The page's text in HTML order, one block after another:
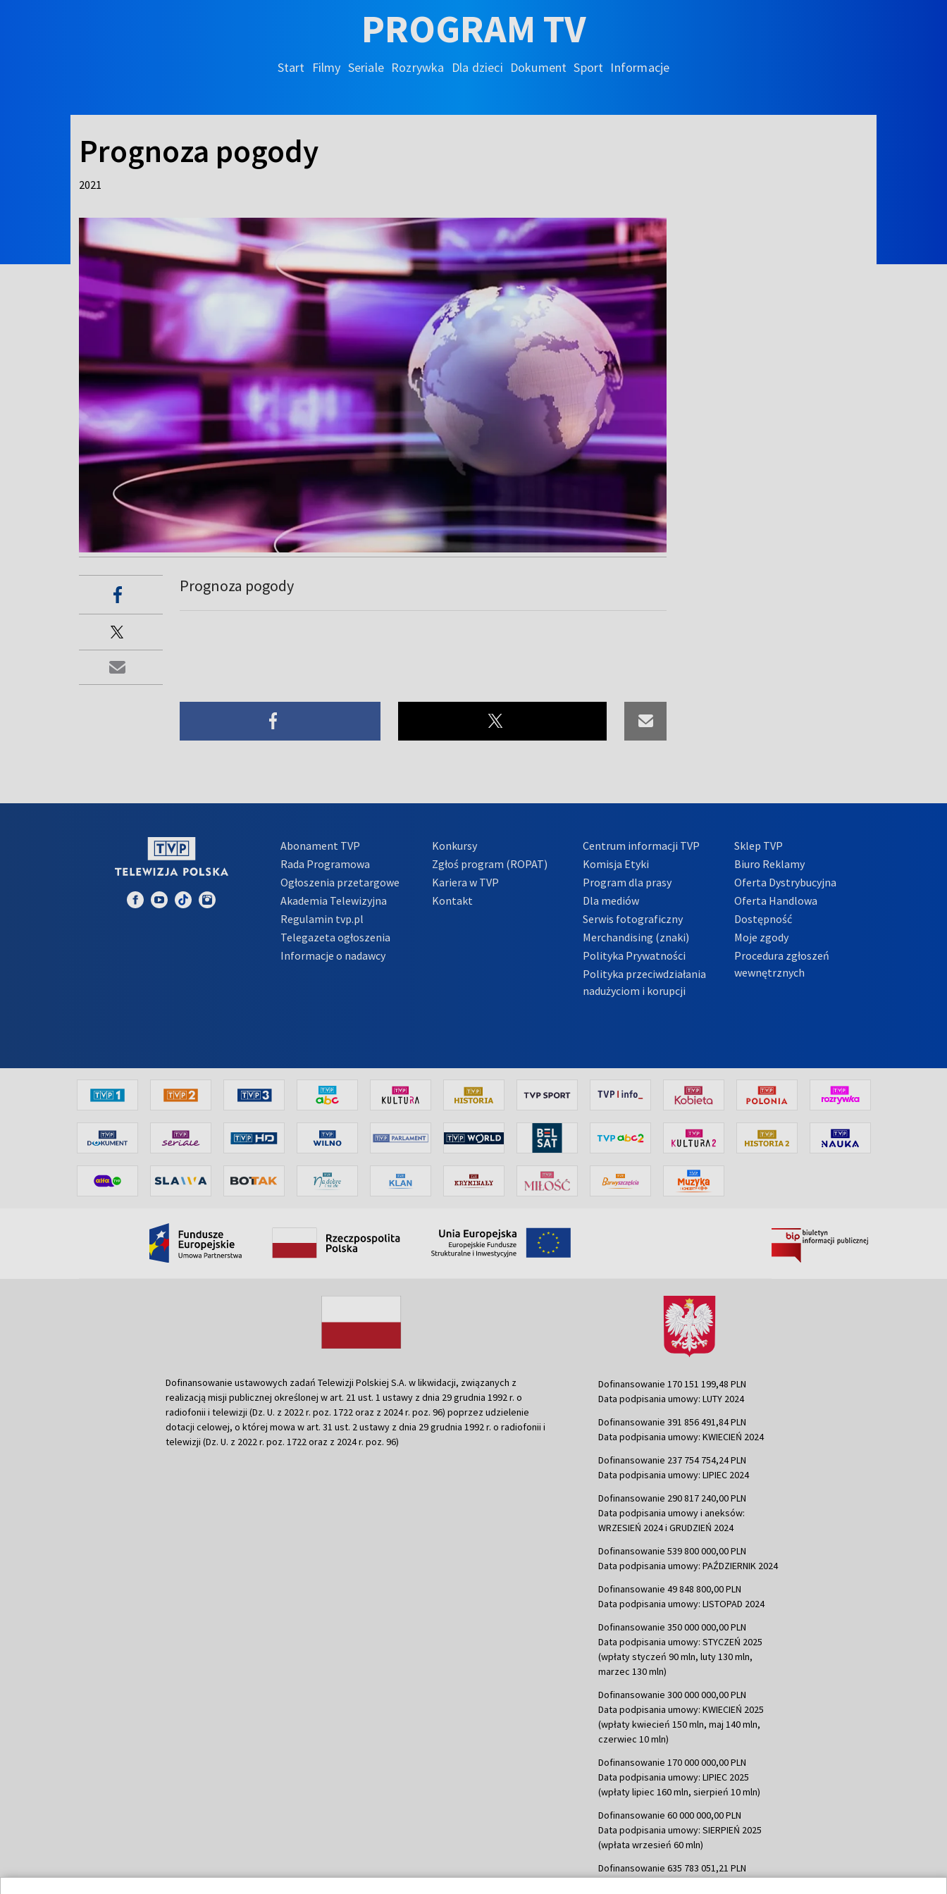
PROGRAM TV
Start Filmy Seriale Rozrywka Dla dzieci Dokument Sport Informacje
Prognoza pogody
2021
Prognoza pogody
Abonament TVP
Rada Programowa
Ogłoszenia przetargowe
Akademia Telewizyjna
Regulamin tvp.pl
Telegazeta ogłoszenia
Informacje o nadawcy
Konkursy
Zgłoś program (ROPAT)
Kariera w TVP
Kontakt
Centrum informacji TVP
Komisja Etyki
Program dla prasy
Dla mediów
Serwis fotograficzny
Merchandising (znaki)
Polityka Prywatności
Polityka przeciwdziałania
nadużyciom i korupcji
Sklep TVP
Biuro Reklamy
Oferta Dystrybucyjna
Oferta Handlowa
Dostępność
Moje zgody
Procedura zgłoszeń
wewnętrznych
Dofinansowanie ustawowych zadań Telewizji Polskiej S.A. w likwidacji, związanych z
realizacją misji publicznej określonej w art. 21 ust. 1 ustawy z dnia 29 grudnia 1992 r. o
radiofonii i telewizji (Dz. U. z 2022 r. poz. 1722 oraz z 2024 r. poz. 96) poprzez udzielenie
dotacji celowej, o której mowa w art. 31 ust. 2 ustawy z dnia 29 grudnia 1992 r. o radiofonii i
telewizji (Dz. U. z 2022 r. poz. 1722 oraz z 2024 r. poz. 96)
Dofinansowanie 170 151 199,48 PLN
Data podpisania umowy: LUTY 2024
Dofinansowanie 391 856 491,84 PLN
Data podpisania umowy: KWIECIEŃ 2024
Dofinansowanie 237 754 754,24 PLN
Data podpisania umowy: LIPIEC 2024
Dofinansowanie 290 817 240,00 PLN
Data podpisania umowy i aneksów:
WRZESIEŃ 2024 i GRUDZIEŃ 2024
Dofinansowanie 539 800 000,00 PLN
Data podpisania umowy: PAŹDZIERNIK 2024
Dofinansowanie 49 848 800,00 PLN
Data podpisania umowy: LISTOPAD 2024
Dofinansowanie 350 000 000,00 PLN
Data podpisania umowy: STYCZEŃ 2025
(wpłaty styczeń 90 mln, luty 130 mln,
marzec 130 mln)
Dofinansowanie 300 000 000,00 PLN
Data podpisania umowy: KWIECIEŃ 2025
(wpłaty kwiecień 150 mln, maj 140 mln,
czerwiec 10 mln)
Dofinansowanie 170 000 000,00 PLN
Data podpisania umowy: LIPIEC 2025
(wpłaty lipiec 160 mln, sierpień 10 mln)
Dofinansowanie 60 000 000,00 PLN
Data podpisania umowy: SIERPIEŃ 2025
(wpłata wrzesień 60 mln)
Dofinansowanie 635 783 051,21 PLN